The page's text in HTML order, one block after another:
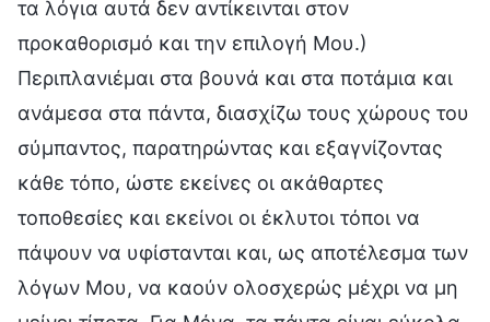
τα λόγια αυτά δεν αντίκεινται στον
προκαθορισμό και την επιλογή Μου.)
Περιπλανιέμαι στα βουνά και στα ποτάμια και
ανάμεσα στα πάντα, διασχίζω τους χώρους του
σύμπαντος, παρατηρώντας και εξαγνίζοντας
κάθε τόπο, ώστε εκείνες οι ακάθαρτες
τοποθεσίες και εκείνοι οι έκλυτοι τόποι να
πάψουν να υφίστανται και, ως αποτέλεσμα των
λόγων Μου, να καούν ολοσχερώς μέχρι να μη